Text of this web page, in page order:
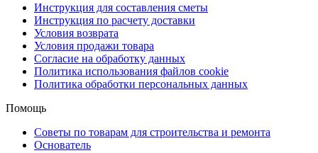
Инструкция для составления сметы
Инструкция по расчету доставки
Условия возврата
Условия продажи товара
Согласие на обработку данных
Политика использования файлов cookie
Политика обработки персональных данных
Помощь
Советы по товарам для строительства и ремонта
Основатель